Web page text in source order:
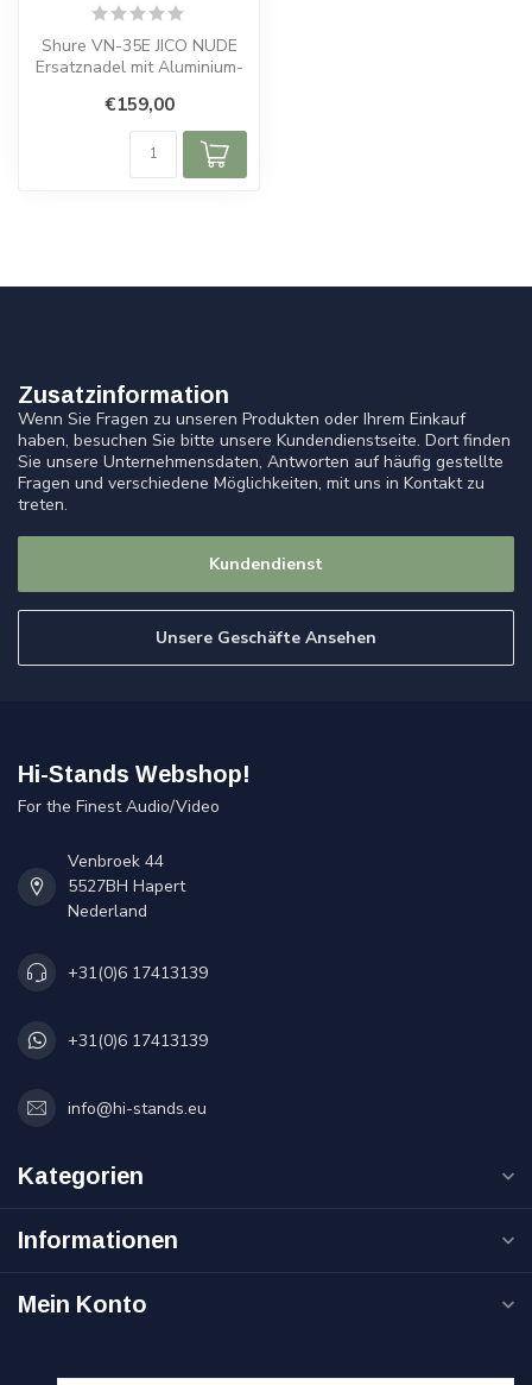
Shure VN-35E JICO NUDE
Ersatznadel mit Aluminium-
Diamant. ...
€159,00
Zusatzinformation
Wenn Sie Fragen zu unseren Produkten oder Ihrem Einkauf
haben, besuchen Sie bitte unsere Kundendienstseite. Dort finden
Sie unsere Unternehmensdaten, Antworten auf häufig gestellte
Fragen und verschiedene Möglichkeiten, mit uns in Kontakt zu
treten.
Kundendienst
Unsere Geschäfte Ansehen
Hi-Stands Webshop!
For the Finest Audio/Video
Venbroek 44
5527BH Hapert
Nederland
+31(0)6 17413139
+31(0)6 17413139
info@hi-stands.eu
Kategorien
Informationen
Mein Konto